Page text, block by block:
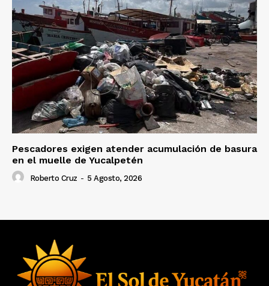
Pescadores exigen atender acumulación de basura
en el muelle de Yucalpetén
Roberto Cruz - 5 Agosto, 2026